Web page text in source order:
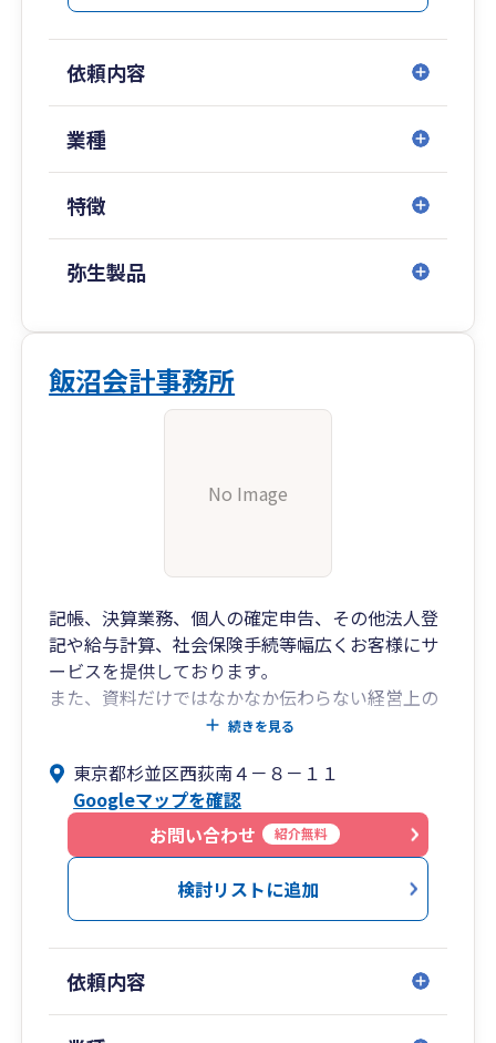
依頼内容
業種
特徴
弥生製品
飯沼会計事務所
No Image
記帳、決算業務、個人の確定申告、その他法人登
記や給与計算、社会保険手続等幅広くお客様にサ
ービスを提供しております｡
また、資料だけではなかなか伝わらない経営上の
悩みを、お客様とともに考えるコンサルティング
税理士 飯沼英男のコラム 「貯金箱」はこちら
→ http://iinumakaikeijimusho.com/CEO/
続きを見る
東京都杉並区西荻南４－８－１１
Googleマップを確認
お問い合わせ
紹介無料
検討リストに追加
依頼内容